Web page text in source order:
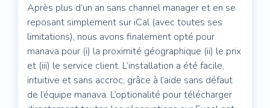
Après plus d’un an sans channel manager et en se
reposant simplement sur iCal (avec toutes ses
limitations), nous avons finalement opté pour
manava pour (i) la proximité géographique (ii) le prix
et (iii) le service client. L’installation a été facile,
intuitive et sans accroc, grâce à l’aide sans défaut
de l’équipe manava. L’optionalité pour télécharger